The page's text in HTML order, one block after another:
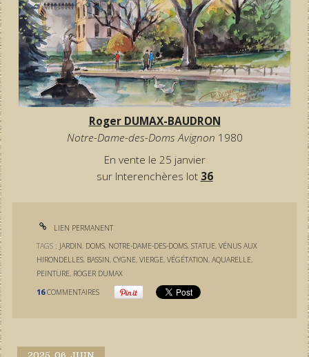
Roger DUMAX-BAUDRON
Notre-Dame-des-Doms Avignon 1980
En vente le 25 janvier
sur Interenchères lot 36
LIEN PERMANENT
TAGS : JARDIN, DOMS, NOTRE-DAME-DES-DOMS,STATUE,VÉNUS AUX
HIRONDELLES, BASSIN,CYGNE,VIERGE,VÉGÉTATION,AQUARELLE,
PEINTURE, ROGER DUMAX
16 COMMENTAIRES